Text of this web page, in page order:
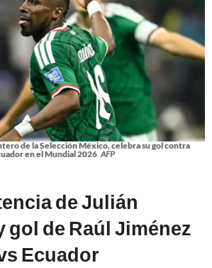
de la Selección México, celebra su gol contra
en el Mundial 2026 AFP
de Julián
gol de Raúl Jiménez
Ecuador